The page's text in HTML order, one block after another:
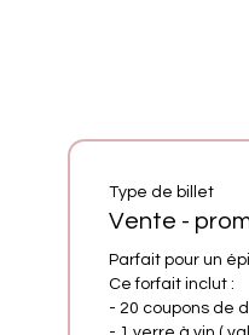
Type de billet
Vente -
Parfait pour un
Ce forfait inclut :
- 20 coupons de